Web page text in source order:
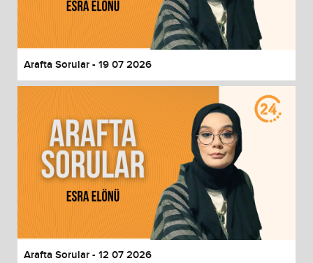
Arafta Sorular - 19 07 2026
Arafta Sorular - 12 07 2026